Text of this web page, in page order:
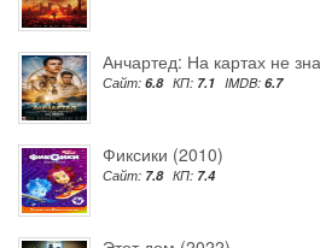
Анчартед: На картах не
Сайт: 6.8 КП: 7.1 IMDB: 6.7
Фиксики (2010)
Сайт: 7.8 КП: 7.4